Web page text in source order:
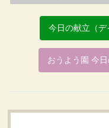
今日の献立（
おうよう園 今